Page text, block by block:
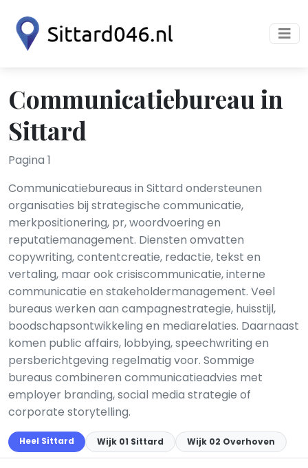
Communicatiebureau in
Sittard
Pagina 1
Communicatiebureaus in Sittard ondersteunen
organisaties bij strategische communicatie,
merkpositionering, pr, woordvoering en
reputatiemanagement. Diensten omvatten
copywriting, contentcreatie, redactie, tekst en
vertaling, maar ook crisiscommunicatie, interne
communicatie en stakeholdermanagement. Veel
bureaus werken aan campagnestrategie, huisstijl,
boodschapsontwikkeling en mediarelaties. Daarnaast
komen public affairs, lobbying, speechwriting en
persberichtgeving regelmatig voor. Sommige
bureaus combineren communicatieadvies met
employer branding, social media strategie of
corporate storytelling.
Heel Sittard Wijk 01 Sittard Wijk 02 Overhoven